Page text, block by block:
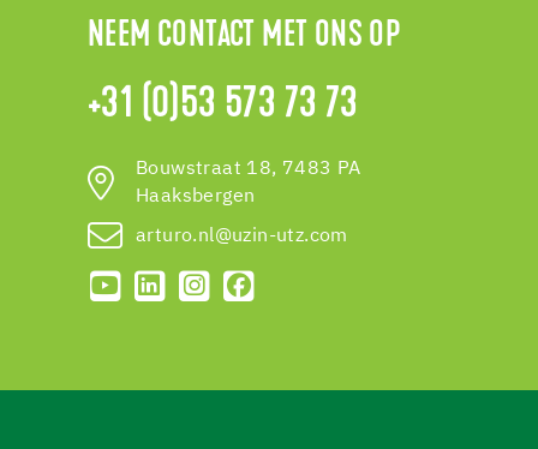
NEEM CONTACT MET ONS OP
+31 (0)53 573 73 73
Bouwstraat 18, 7483 PA
Haaksbergen
arturo.nl@uzin-utz.com